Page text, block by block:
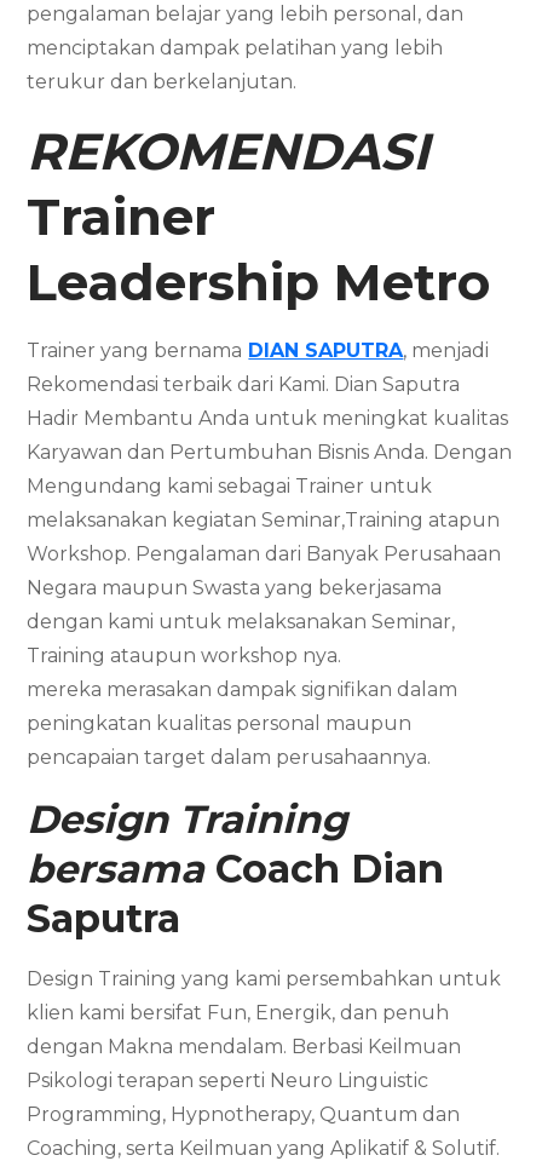
pengalaman belajar yang lebih personal, dan
menciptakan dampak pelatihan yang lebih
terukur dan berkelanjutan.
REKOMENDASI
Trainer
Leadership Metro
Trainer yang bernama DIAN SAPUTRA, menjadi
Rekomendasi terbaik dari Kami. Dian Saputra
Hadir Membantu Anda untuk meningkat kualitas
Karyawan dan Pertumbuhan Bisnis Anda. Dengan
Mengundang kami sebagai Trainer untuk
melaksanakan kegiatan Seminar,Training atapun
Workshop. Pengalaman dari Banyak Perusahaan
Negara maupun Swasta yang bekerjasama
dengan kami untuk melaksanakan Seminar,
Training ataupun workshop nya.
mereka merasakan dampak signifikan dalam
peningkatan kualitas personal maupun
pencapaian target dalam perusahaannya.
Design Training
bersama Coach Dian
Saputra
Design Training yang kami persembahkan untuk
klien kami bersifat Fun, Energik, dan penuh
dengan Makna mendalam. Berbasi Keilmuan
Psikologi terapan seperti Neuro Linguistic
Programming, Hypnotherapy, Quantum dan
Coaching, serta Keilmuan yang Aplikatif & Solutif.